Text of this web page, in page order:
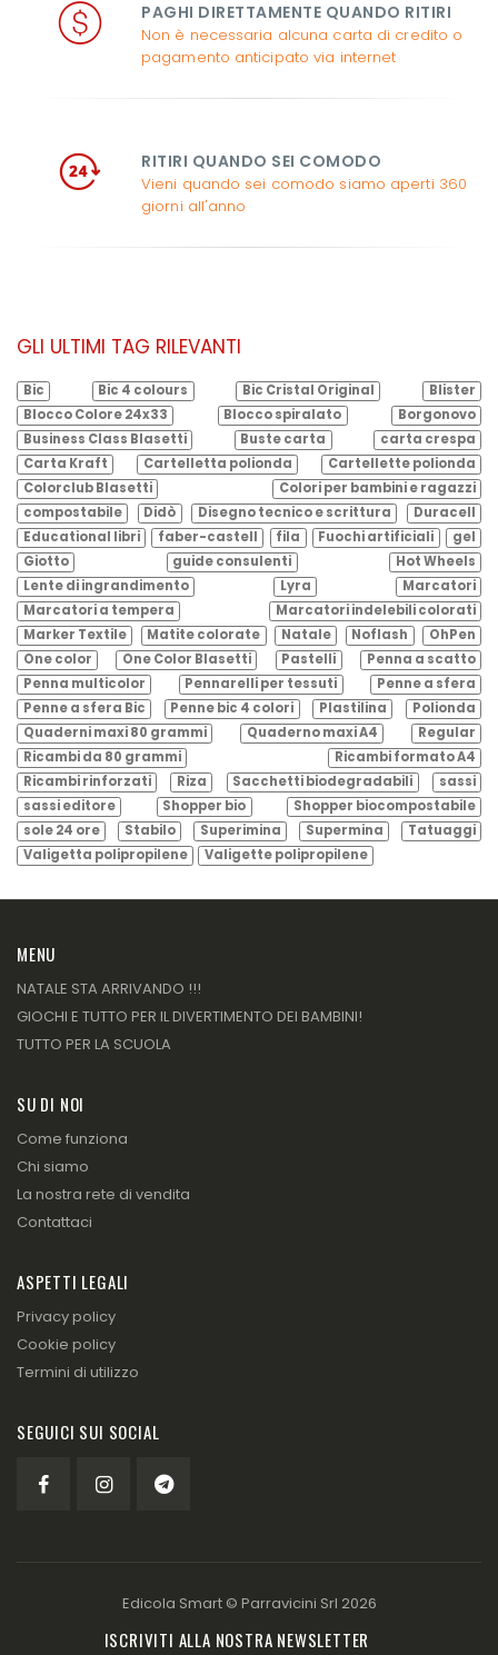
PAGHI DIRETTAMENTE QUANDO RITIRI
Non è necessaria alcuna carta di credito o
pagamento anticipato via internet
RITIRI QUANDO SEI COMODO
Vieni quando sei comodo siamo aperti 360
giorni all'anno
GLI ULTIMI TAG RILEVANTI
Bic Bic 4 colours Bic Cristal Original
Blister
Blocco Colore 24x33
Blocco spiralato
Borgonovo
Business Class Blasetti
Buste carta
carta crespa
Carta Kraft
Cartelletta polionda
Cartellette polionda
Colorclub Blasetti
Colori per bambini e ragazzi
compostabile
Didò Disegno tecnico e scrittura
Duracell
Educational libri
faber-castell fila Fuochi artificiali
gel
Giotto
guide consulenti
Hot Wheels
Lente di ingrandimento
Lyra
Marcatori
Marcatori a tempera
Marcatori indelebili colorati
Marker Textile
Matite colorate Natale Noflash
OhPen
One color
One Color Blasetti Pastelli
Penna a scatto
Penna multicolor
Pennarelli per tessuti
Penne a sfera
Penne a sfera Bic
Penne bic 4 colori Plastilina
Polionda
Quaderni maxi 80 grammi
Quaderno maxi A4
Regular
Ricambi da 80 grammi
Ricambi formato A4
Ricambi rinforzati
Riza Sacchetti biodegradabili
sassi
sassi editore
Shopper bio
Shopper biocompostabile
sole 24 ore
Stabilo Superimina Supermina
Tatuaggi
Valigetta polipropilene
Valigette polipropilene
MENU
NATALE STA ARRIVANDO !!!
GIOCHI E TUTTO PER IL DIVERTIMENTO DEI BAMBINI!
TUTTO PER LA SCUOLA
SU DI NOI
Come funziona
Chi siamo
La nostra rete di vendita
Contattaci
ASPETTI LEGALI
Privacy policy
Cookie policy
Termini di utilizzo
SEGUICI SUI SOCIAL
Edicola Smart © Parravicini Srl 2026
ISCRIVITI ALLA NOSTRA NEWSLETTER